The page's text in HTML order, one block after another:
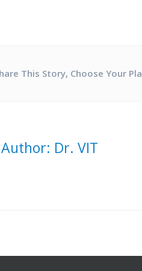
This Story, Choose Your
Dr. VIT